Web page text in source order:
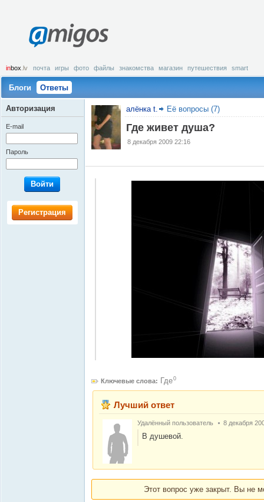
amigos
inbox .lv почта игры фото файлы знакомства магазин путешествия smart
Блоги Ответы
алёнка t. Её вопросы (7)
Где живет душа?
8 декабря 2009 22:16
Ключевые слова: Где0
Лучший ответ
Удалённый пользователь 8 декабря
В душевой.
Этот вопрос уже закрыт. Вы не
Авторизация
E-mail
Пароль
Войти
Регистрация